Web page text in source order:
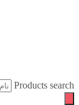
Products search